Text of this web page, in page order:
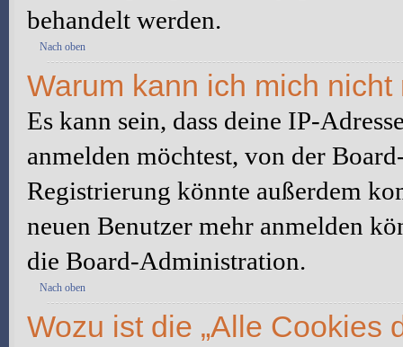
behandelt werden.
Nach oben
Warum kann ich mich nicht
Es kann sein, dass deine IP-
anmelden möchtest, von der
Registrierung könnte außerdem
neuen Benutzer mehr anmelden
die Board-Administration.
Nach oben
Wozu ist die „Alle Cookies